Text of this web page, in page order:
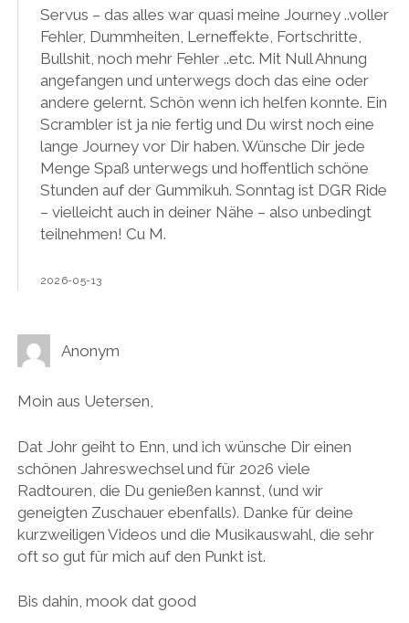
Servus – das alles war quasi meine Journey ..voller
Fehler, Dummheiten, Lerneffekte, Fortschritte,
Bullshit, noch mehr Fehler ..etc. Mit Null Ahnung
angefangen und unterwegs doch das eine oder
andere gelernt. Schön wenn ich helfen konnte. Ein
Scrambler ist ja nie fertig und Du wirst noch eine
lange Journey vor Dir haben. Wünsche Dir jede
Menge Spaß unterwegs und hoffentlich schöne
Stunden auf der Gummikuh. Sonntag ist DGR Ride
– vielleicht auch in deiner Nähe – also unbedingt
teilnehmen! Cu M.
2026-05-13
Anonym
Moin aus Uetersen,
Dat Johr geiht to Enn, und ich wünsche Dir einen
schönen Jahreswechsel und für 2026 viele
Radtouren, die Du genießen kannst, (und wir
geneigten Zuschauer ebenfalls). Danke für deine
kurzweiligen Videos und die Musikauswahl, die sehr
oft so gut für mich auf den Punkt ist.
Bis dahin, mook dat good